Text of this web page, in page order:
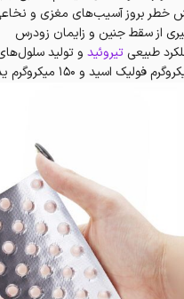
خطر بروز آسیب‌های مغزی و
از سقط جنین و زایمان زودرس
طبیعی تیروئید و تولید